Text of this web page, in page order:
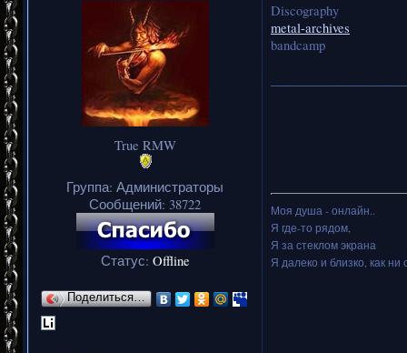
True RMW
Группа: Администраторы
Сообщений: 38722
Статус: Offline
Поделиться…
Discography
metal-archives
bandcamp
Моя душа - онлайн..
Я где-то рядом,
Я за стеклом экрана
Я далеко и близко, как ни